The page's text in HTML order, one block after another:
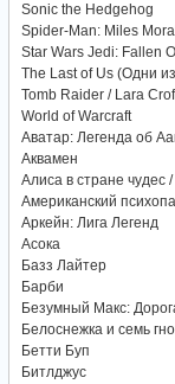
Sonic the Hedgehog
Spider-Man: Miles
Star Wars Jedi: Fallen
The Last of Us (Одни
Tomb Raider / Lara
World of Warcraft
Аватар: Легенда об
Аквамен
Алиса в стране чудес
Американский
Аркейн: Лига Легенд
Асока
Базз Лайтер
Барби
Безумный Макс:
Белоснежка и семь
Бетти Буп
Битлджус